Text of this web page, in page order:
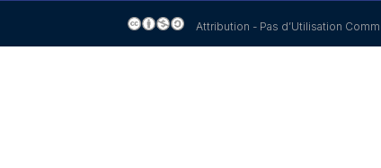
Attribution - Pas d’Utilisation